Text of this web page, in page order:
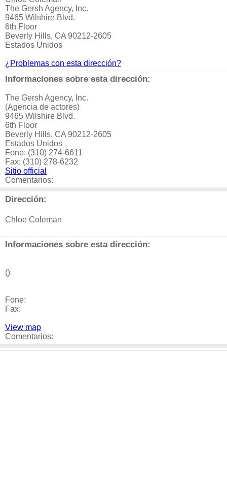
The Gersh Agency, Inc.
9465 Wilshire Blvd.
6th Floor
Beverly Hills, CA 90212-2605
Estados Unidos
¿Problemas con esta dirección?
Informaciones sobre esta dirección:
The Gersh Agency, Inc.
(Agencia de actores)
9465 Wilshire Blvd.
6th Floor
Beverly Hills, CA 90212-2605
Estados Unidos
Fone: (310) 274-6611
Fax: (310) 278-6232
Sitio official
Comentarios:
Dirección:
Chloe Coleman
Informaciones sobre esta dirección:
()
Fone:
Fax:
View map
Comentarios: